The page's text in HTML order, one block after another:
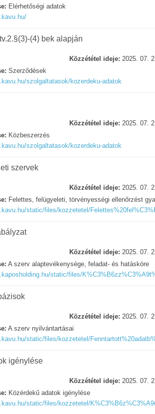
Elérhetőségi adatok
(4) bek alapján
Közzététel ideje: 2025. 07.
Szerződések
szolgaltatasok/kozerdeku-adatok
Közzététel ideje: 2025. 07.
Közbeszerzés
szolgaltatasok/kozerdeku-adatok
szervek
Közzététel ideje: 2025. 07.
Felettes, felügyeleti, törvényességi ellenőrzést
static/files/kozzetetel/
Közzététel ideje: 2025. 07.
A szerv alaptevékenysége, feladat- és hatásköre
static/files/
Közzététel ideje: 2025. 07.
A szerv nyilvántartásai
static/files/kozzetetel/
igénylése
Közzététel ideje: 2025. 07.
Közérdekű adatok igénylése
static/files/kozzetetel/